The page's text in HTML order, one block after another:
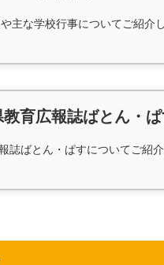
主な学校行事についてご紹介し
教育広報誌ばとん・
誌ばとん・ぱすについてご紹介